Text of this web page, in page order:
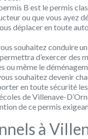
B est le permis
ou que vous ayez
déplacer en toute
souhaitez conduire
d’exercer des
ou même le
souhaitez devenir
en toute sécurité
de Villenave-
de ce permis
à